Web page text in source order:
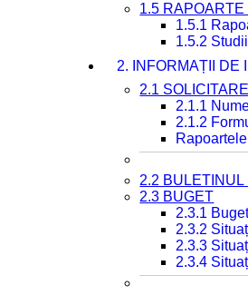
1.5 RAPOARTE
1.5.1
1.5.2
2. INFORMAȚII DE
2.1
2.1.1
2.1.2
2.2
2.3 BUGET
2.3.1
2.3.2
2.3.3
2.3.4